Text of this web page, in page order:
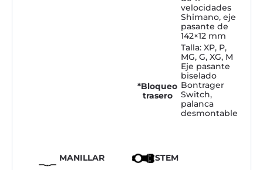
velocidades
Shimano, eje
pasante de
142×12 mm
*Bloqueo
trasero
Talla: XP, P,
MG, G, XG, M
Eje pasante
biselado
Bontrager
Switch,
palanca
desmontable
MANILLAR
STEM